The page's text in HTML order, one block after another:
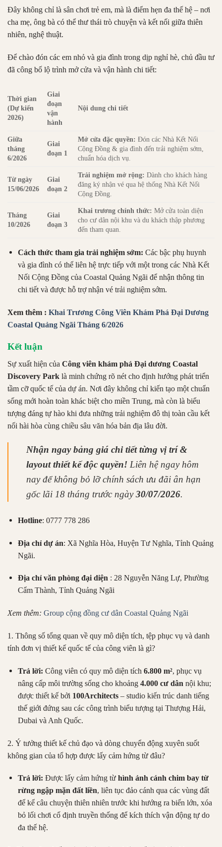
Đây không chỉ là sân chơi trẻ em, mà là điểm hẹn đa thế hệ – nơi
cha mẹ, ông bà có thể thư thái trò chuyện và kết nối giữa thiên
nhiên, nghệ thuật.
Để chào đón các em nhỏ và gia đình trong dịp nghỉ hè, chủ đầu tư
đã công bố lộ trình mở cửa và vận hành chi tiết:
Thời gian
(Dự kiến
2026)
Giai
đoạn
vận
hành
Nội dung chi tiết
Giữa
tháng
6/2026
Giai
đoạn 1
Mở cửa đặc quyền: Đón các Nhà Kết Nối
Cộng Đồng & gia đình đến trải nghiệm sớm,
chuẩn hóa dịch vụ.
Từ ngày
15/06/2026
Giai
đoạn 2
Trải nghiệm mở rộng: Dành cho khách hàng
đăng ký nhận vé qua hệ thống Nhà Kết Nối
Cộng Đồng.
Tháng
10/2026
Giai
đoạn 3
Khai trương chính thức: Mở cửa toàn diện
cho cư dân nội khu và du khách thập phương
đến tham quan.
Cách thức tham gia trải nghiệm sớm: Các bậc phụ huynh
và gia đình có thể liên hệ trực tiếp với một trong các Nhà Kết
Nối Cộng Đồng của Coastal Quảng Ngãi để nhận thông tin
chi tiết và được hỗ trợ nhận vé trải nghiệm sớm.
Xem thêm : Khai Trương Công Viên Khám Phá Đại Dương
Coastal Quảng Ngãi Tháng 6/2026
Kết luận
Sự xuất hiện của Công viên khám phá Đại dương Coastal
Discovery Park là minh chứng rõ nét cho định hướng phát triển
tầm cỡ quốc tế của dự án. Nơi đây không chỉ kiến tạo một chuẩn
sống mới hoàn toàn khác biệt cho miền Trung, mà còn là biểu
tượng đáng tự hào khi đưa những trải nghiệm đô thị toàn cầu kết
nối hài hòa cùng chiều sâu văn hóa bản địa lâu đời.
Nhận ngay bảng giá chi tiết từng vị trí &
layout thiết kế độc quyền! Liên hệ ngay hôm
nay để không bỏ lỡ chính sách ưu đãi ân hạn
gốc lãi 18 tháng trước ngày30/07/2026.
Hotline: 0777 778 286
Địa chỉ dự án: Xã Nghĩa Hòa, Huyện Tư Nghĩa, Tỉnh Quảng
Ngãi.
Địa chỉ văn phòng đại diện : 28 Nguyễn Năng Lự, Phường
Cẩm Thành, Tỉnh Quảng Ngãi
Xem thêm: Group cộng đồng cư dân Coastal Quảng Ngãi
1. Thông số tổng quan về quy mô diện tích, tệp phục vụ và danh
tính đơn vị thiết kế quốc tế của công viên là gì?
Trả lời: Công viên có quy mô diện tích 6.800 m², phục vụ
nâng cấp môi trường sống cho khoảng 4.000 cư dân nội khu;
được thiết kế bởi 100Architects– studio kiến trúc danh tiếng
thế giới đứng sau các công trình biểu tượng tại Thượng Hải,
Dubai và Anh Quốc.
2. Ý tưởng thiết kế chủ đạo và dòng chuyển động xuyên suốt
không gian của tổ hợp được lấy cảm hứng từ đâu?
Trả lời: Được lấy cảm hứng từ hình ảnh cánh chim bay từ
rừng ngập mặn đất liền, liên tục đảo cánh qua các vùng đất
để kể câu chuyện thiên nhiên trước khi hướng ra biển lớn, xóa
bỏ lối chơi cố định truyền thống để kích thích vận động tự do
đa thế hệ.